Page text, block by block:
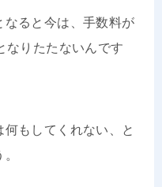
なると今は、手数料が
なりたたないんです
何もしてくれない、と